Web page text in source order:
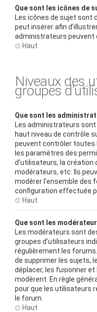
Que sont les icônes de
Les icônes de sujet sont
peut insérer afin
administrateurs peuvent
Haut
Niveaux des
groupes
Que sont les
Les administrateurs
haut niveau de contrôle
peuvent contrôler toutes
les paramètres des
d’utilisateurs, la création
modérateurs, etc. Ils
modérer l’ensemble des
configuration effectuée
Haut
Que sont les
Les modérateurs sont
groupes d’utilisateurs
régulièrement les
de supprimer les sujets,
déplacer, les fusionner et
modèrent. En règle
pour que les utilisateurs
le forum.
Haut